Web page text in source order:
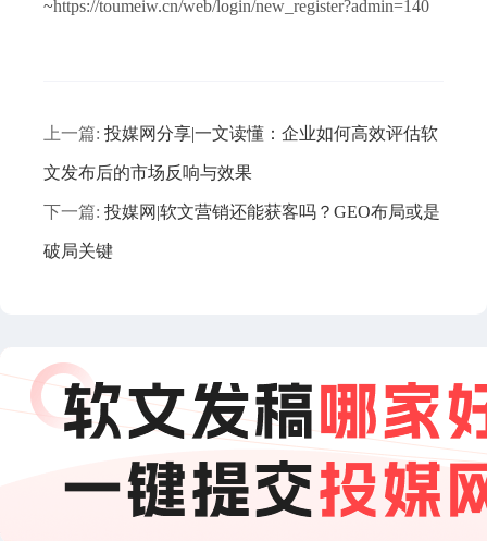
~https://toumeiw.cn/web/login/new_register?admin=140
上一篇: 投媒网分享|一文读懂：企业如何高效评估软
文发布后的市场反响与效果
下一篇: 投媒网|软文营销还能获客吗？GEO布局或是
破局关键